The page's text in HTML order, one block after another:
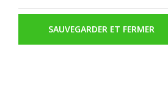
Antivol
Batterie: 24
SAUVEGARDER ET FERMER